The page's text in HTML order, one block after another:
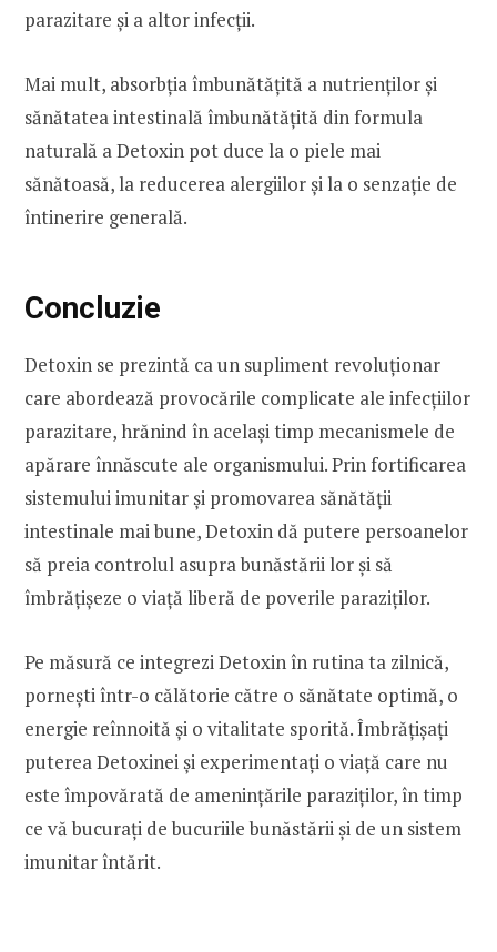
parazitare și a altor infecții.
Mai mult, absorbția îmbunătățită a nutrienților și
sănătatea intestinală îmbunătățită din formula
naturală a Detoxin pot duce la o piele mai
sănătoasă, la reducerea alergiilor și la o senzație de
întinerire generală.
Concluzie
Detoxin se prezintă ca un supliment revoluționar
care abordează provocările complicate ale infecțiilor
parazitare, hrănind în același timp mecanismele de
apărare înnăscute ale organismului. Prin fortificarea
sistemului imunitar și promovarea sănătății
intestinale mai bune, Detoxin dă putere persoanelor
să preia controlul asupra bunăstării lor și să
îmbrățișeze o viață liberă de poverile paraziților.
Pe măsură ce integrezi Detoxin în rutina ta zilnică,
pornești într-o călătorie către o sănătate optimă, o
energie reînnoită și o vitalitate sporită. Îmbrățișați
puterea Detoxinei și experimentați o viață care nu
este împovărată de amenințările paraziților, în timp
ce vă bucurați de bucuriile bunăstării și de un sistem
imunitar întărit.